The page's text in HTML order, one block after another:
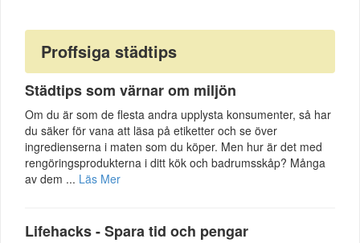
Proffsiga städtips
Städtips som värnar om miljön
Om du är som de flesta andra upplysta konsumenter, så har
du säker för vana att läsa på etiketter och se över
ingredienserna i maten som du köper. Men hur är det med
rengöringsprodukterna i ditt kök och badrumsskåp? Många
av dem ... Läs Mer
Lifehacks - Spara tid och pengar